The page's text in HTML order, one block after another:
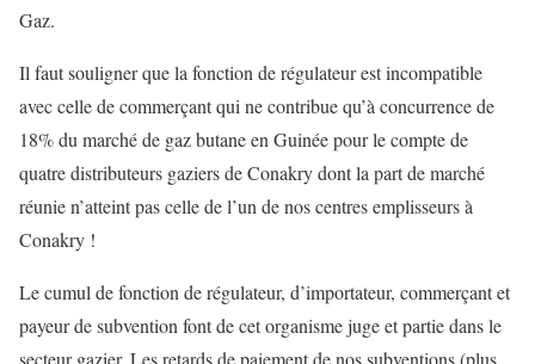
Gaz.
Il faut souligner que la fonction de régulateur est incompatible
avec celle de commerçantqui ne contribue qu’à concurrence de
18% du marché de gazbutaneen Guinéepour le compte de
quatredistributeurs gaziers de Conakrydont la partde marché
réunien’atteint pas celle de l’un de nos centres emplisseurs à
Conakry !
Le cumul de fonction de régulateur, d’importateur, commerçant et
payeur de subvention fontdecet organisme juge et partie dans le
secteur gazier. Les retards de paiement de nos subventions (plus